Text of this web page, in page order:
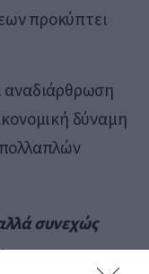
προκύπτει
αναδιάρθρωση
δύναμη
πολλαπλών
συνεχώς